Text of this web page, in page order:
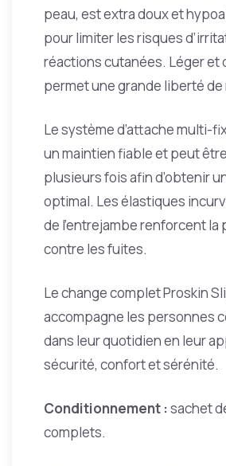
peau, est extra doux et
pour limiter les risques
réactions cutanées. Léger et
permet une grande liberté
Le système d’attache multi-
un maintien fiable et peut
plusieurs fois afin d’obtenir
optimal. Les élastiques
de l’entrejambe renforcent
contre les fuites.
Le change complet Proskin
accompagne les personnes
dans leur quotidien en leur
sécurité, confort et sérénité.
Conditionnement :sachet
complets.